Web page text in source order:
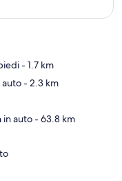
- 1.7 km
auto- 2.3 km
in auto- 63.8 km